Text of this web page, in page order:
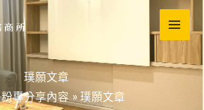
璞願文章
粉專分享內容 璞願文章